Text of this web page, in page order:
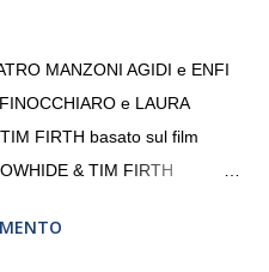
MANZONI AGIDI e ENFI
e LAURA
FIRTH basato sul film
& TIM FIRTH